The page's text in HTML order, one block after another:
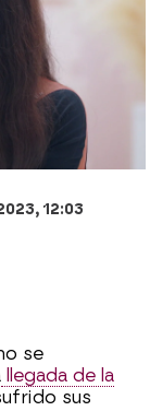
12:03
se
llegada de la
sus